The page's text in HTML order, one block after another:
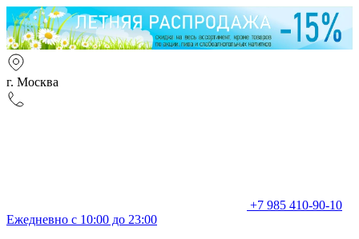
г. Москва
+7 985 410-90-10
Ежедневно с 10:00 до 23:00